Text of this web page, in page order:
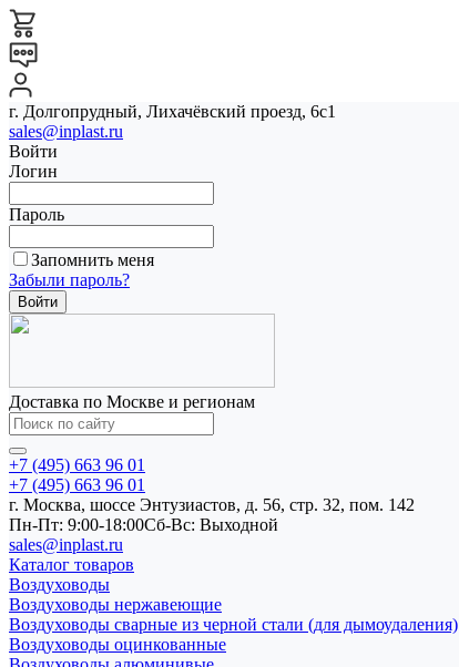
г. Долгопрудный, Лихачёвский проезд, 6с1
sales@inplast.ru
Войти
Логин
Пароль
Запомнить меня
Забыли пароль?
Доставка по Москве и регионам
+7 (495) 663 96 01
+7 (495) 663 96 01
г. Москва, шоссе Энтузиастов, д. 56, стр. 32, пом. 142
Пн-Пт: 9:00-18:00Cб-Вс: Выходной
sales@inplast.ru
Каталог товаров
Воздуховоды
Воздуховоды нержавеющие
Воздуховоды сварные из черной стали (для дымоудаления)
Воздуховоды оцинкованные